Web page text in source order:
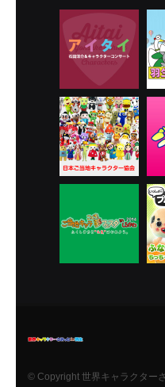
© Copyright 世界キャラクター